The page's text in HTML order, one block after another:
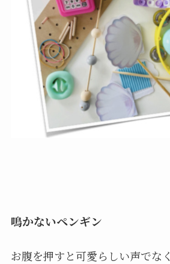
鳴かないペンギン
お腹を押すと可愛らしい声でな